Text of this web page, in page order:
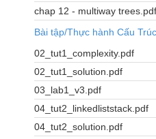
chap 12 - multiway trees.pdf
Bài tập/Thực hành Cấu
02_tut1_complexity.pdf
02_tut1_solution.pdf
03_lab1_v3.pdf
04_tut2_linkedliststack.pdf
04_tut2_solution.pdf